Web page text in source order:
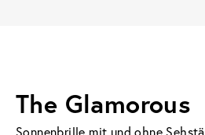
The Glamorous
Sonnenbrille mit und ohne